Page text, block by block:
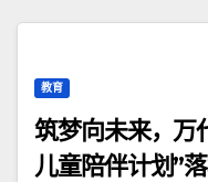
教育
筑梦向未来，万
儿童陪伴计划”